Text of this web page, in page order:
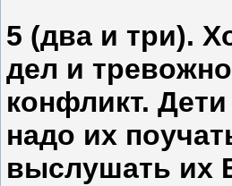
5 (два и три).
дел и
конфликт.
надо их
выслушать их